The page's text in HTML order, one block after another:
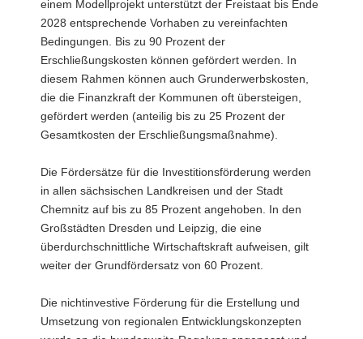
einem Modellprojekt unterstützt der Freistaat bis Ende
2028 entsprechende Vorhaben zu vereinfachten
Bedingungen. Bis zu 90 Prozent der
Erschließungskosten können gefördert werden. In
diesem Rahmen können auch Grunderwerbskosten,
die die Finanzkraft der Kommunen oft übersteigen,
gefördert werden (anteilig bis zu 25 Prozent der
Gesamtkosten der Erschließungsmaßnahme).
Die Fördersätze für die Investitionsförderung werden
in allen sächsischen Landkreisen und der Stadt
Chemnitz auf bis zu 85 Prozent angehoben. In den
Großstädten Dresden und Leipzig, die eine
überdurchschnittliche Wirtschaftskraft aufweisen, gilt
weiter der Grundfördersatz von 60 Prozent.
Die nichtinvestive Förderung für die Erstellung und
Umsetzung von regionalen Entwicklungskonzepten